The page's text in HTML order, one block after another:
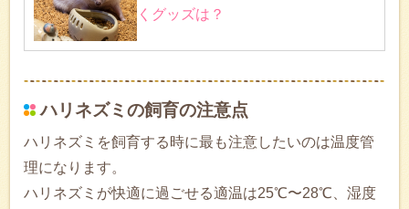
くグッズは？
ハリネズミの飼育の注意点
ハリネズミを飼育する時に最も注意したいのは温度管
理になります。
ハリネズミが快適に過ごせる適温は25℃〜28℃、湿度